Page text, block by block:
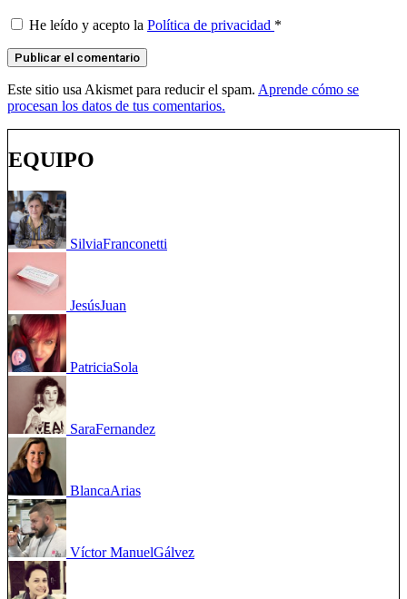
He leído y acepto la Política de privacidad *
Este sitio usa Akismet para reducir el spam. Aprende cómo se
procesan los datos de tus comentarios.
EQUIPO
SilviaFranconetti
JesúsJuan
PatriciaSola
SaraFernandez
BlancaArias
Víctor ManuelGálvez